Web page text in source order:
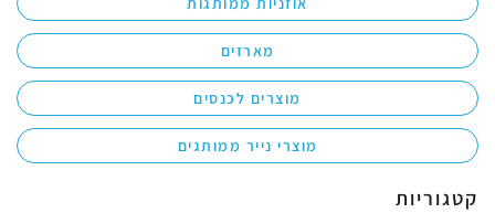
מארזים
מוצרים לכנסים
מוצרי נייר ממותגים
קטגוריות